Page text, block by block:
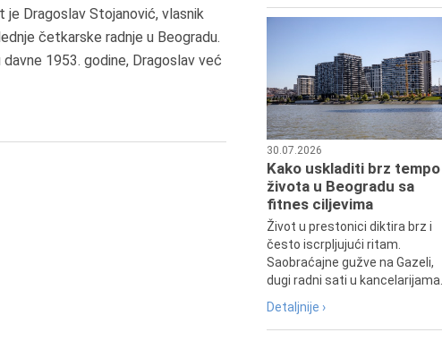
Dragoslav Stojanović, vlasnik
četkarske radnje u Beogradu.
1953. godine, Dragoslav već
30.07.2026
Kako uskladiti brz tempo
života u Beogradu sa
fitnes ciljevima
Život u prestonici diktira brz i
često iscrpljujući ritam.
Saobraćajne gužve na Gazeli,
dugi radni sati u kancelarijama...
Detaljnije ›
Preminula je Đurđija Cvetić,
pozorišna, filmska i TV glumica.